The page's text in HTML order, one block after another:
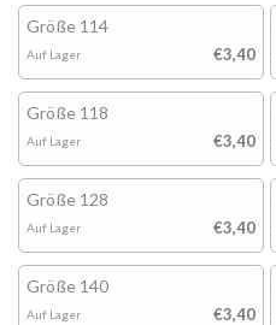
Größe 114
€3,40
Auf Lager
Größe 118
€3,40
Auf Lager
Größe 128
€3,40
Auf Lager
Größe 140
€3,40
Auf Lager